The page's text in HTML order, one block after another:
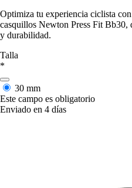
Optimiza tu experiencia ciclista
casquillos Newton Press Fit Bb30,
y durabilidad.
Talla
*
30 mm
Este campo es obligatorio
Enviado en 4 días